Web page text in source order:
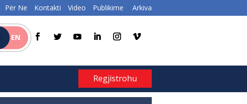
Për Ne Kontakti Video Publikime Arkiva
EN
Regjistrohu